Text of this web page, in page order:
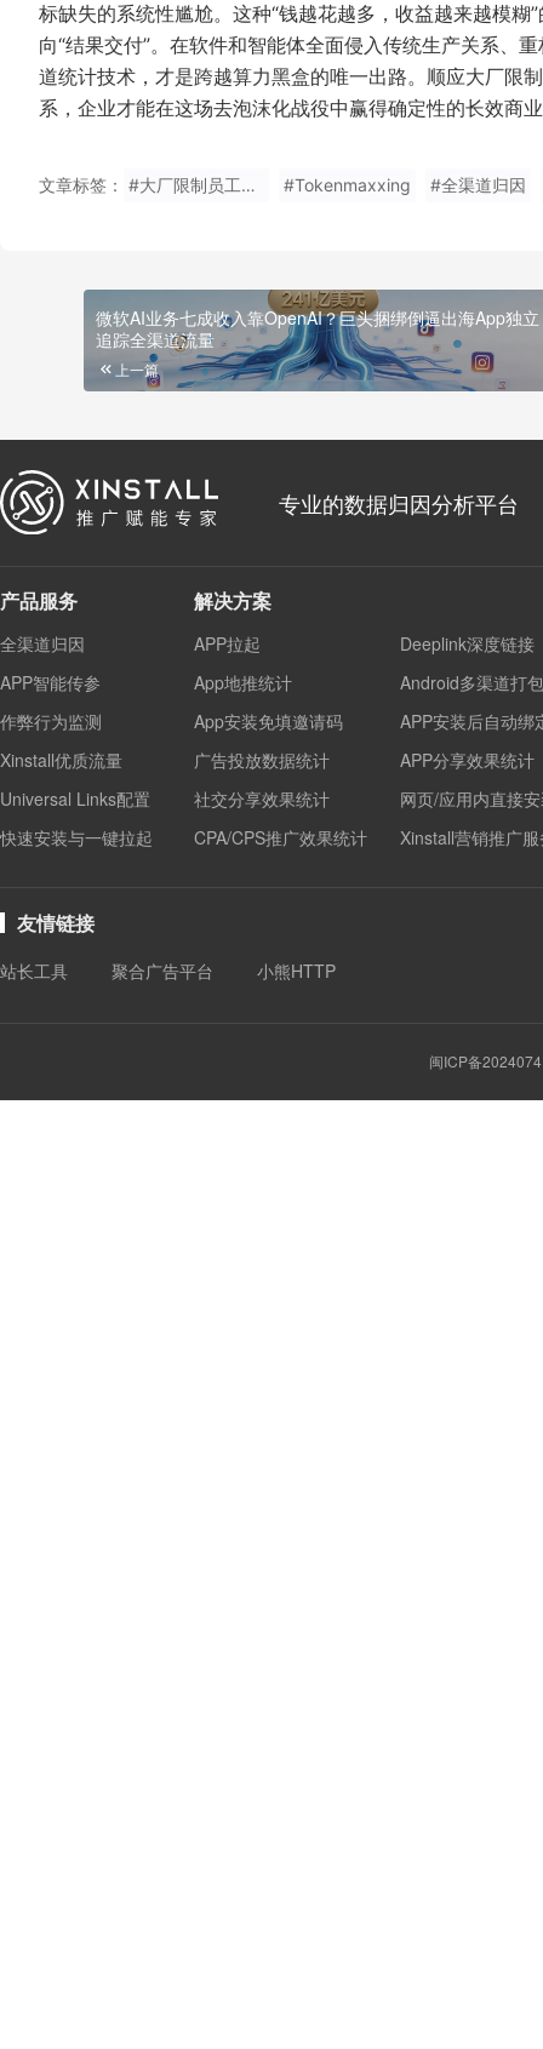
标缺失的系统性尴尬。这种“钱越花越多，收益越来越模
向“结果交付”。在软件和智能体全面侵入传统生产关系、
道统计技术，才是跨越算力黑盒的唯一出路。顺应大厂限
系，企业才能在这场去泡沫化战役中赢得确定性的长效商
文章标签： #大厂限制员工Token用量 #Tokenmaxxing #全渠道归因
微软AI业务七成收入靠OpenAI？巨头捆绑倒逼出海App独立
追踪全渠道流量
上一篇
专业的数据归因分析平台
产品服务
全渠道归因
APP智能传参
作弊行为监测
Xinstall优质流量
Universal Links配置
快速安装与一键拉起
解决方案
APP拉起
Deeplink深度链接
App地推统计
Android多渠道打包
App安装免填邀请码
APP安装后自动绑
广告投放数据统计
APP分享效果统计
社交分享效果统计
网页/应用内直接
CPA/CPS推广效果统计
Xinstall营销推广
友情链接
站长工具 聚合广告平台 小熊HTTP
闽ICP备